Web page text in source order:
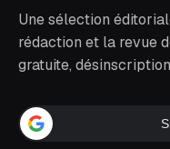
Une sélection
rédaction et la revue
gratuite,